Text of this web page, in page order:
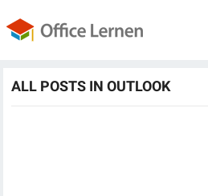
ALL POSTS IN OUTLOOK